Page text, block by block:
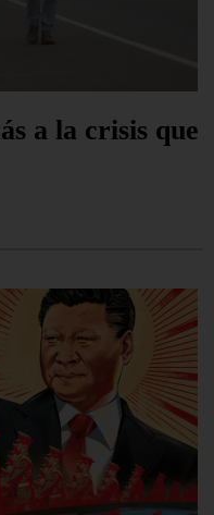
a la crisis que